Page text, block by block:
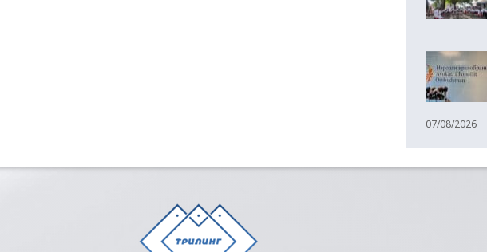
07/08/2026